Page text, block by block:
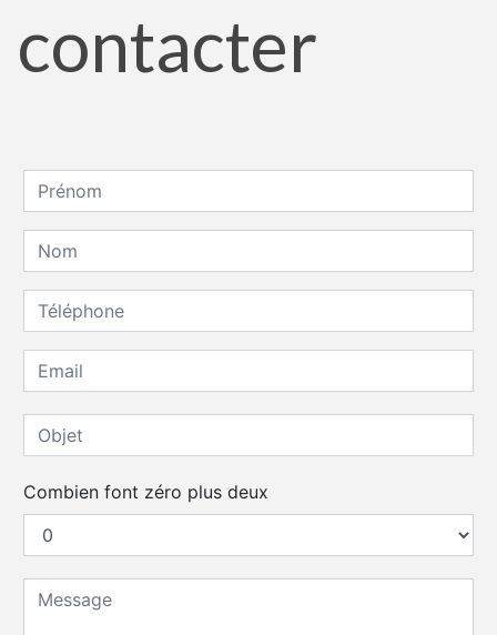
contacter
Combien font zéro plus deux